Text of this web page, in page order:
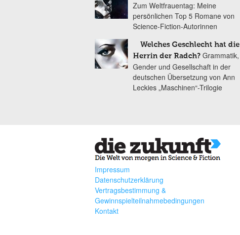
Zum Weltfrauentag: Meine
persönlichen Top 5 Romane von
Science-Fiction-Autorinnen
Welches Geschlecht hat die
Herrin der Radch? Grammatik,
Gender und Gesellschaft in der
deutschen Übersetzung von Ann
Leckies „Maschinen“-Trilogie
Impressum
Datenschutzerklärung
Vertragsbestimmung &
Gewinnspielteilnahmebedingungen
Kontakt